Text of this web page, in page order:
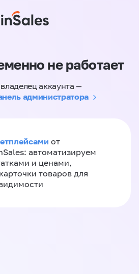
не работает
аккаунта —
администратора
от
автоматизируем
и ценами,
товаров для